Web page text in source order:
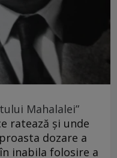
Mahalalei”
ratează și unde
dozare a
inabila folosire a